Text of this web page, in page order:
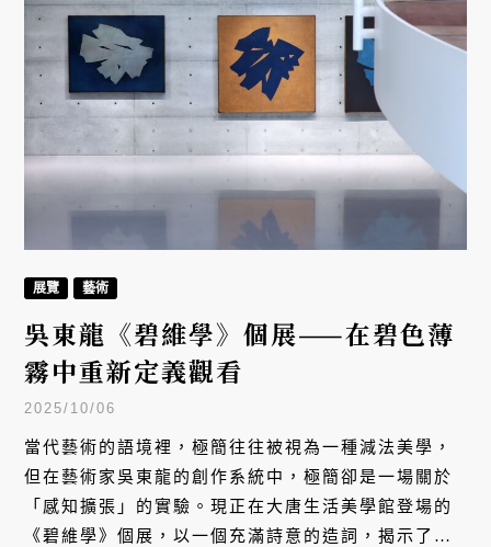
展覽 藝術
吳東龍《碧維學》個展——在碧色薄
霧中重新定義觀看
2025/10/06
當代藝術的語境裡，極簡往往被視為一種減法美學，
但在藝術家吳東龍的創作系統中，極簡卻是一場關於
「感知擴張」的實驗。現正在大唐生活美學館登場的
《碧維學》個展，以一個充滿詩意的造詞，揭示了一